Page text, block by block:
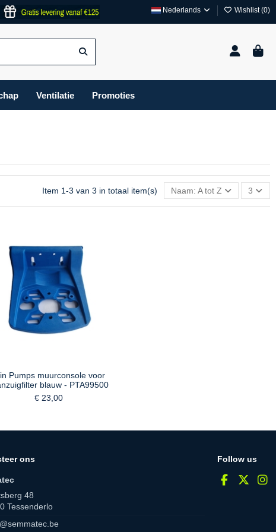
Nederlands Wishlist (0)
Ventilatie Promoties
Item 1-3 van 3 in totaal item(s) Naam: A tot Z 3
Pumps muurconsole voor
blauw - PTA99500
€ 23,00
ons
48
Tessenderlo
Follow us